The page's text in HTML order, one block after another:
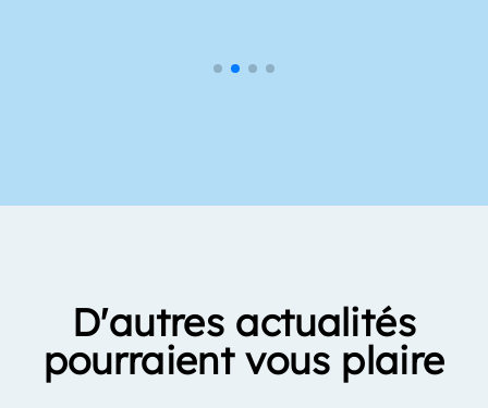
D'autres actualités
pourraient vous plaire